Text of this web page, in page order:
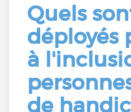
Quels
déployés
à
de